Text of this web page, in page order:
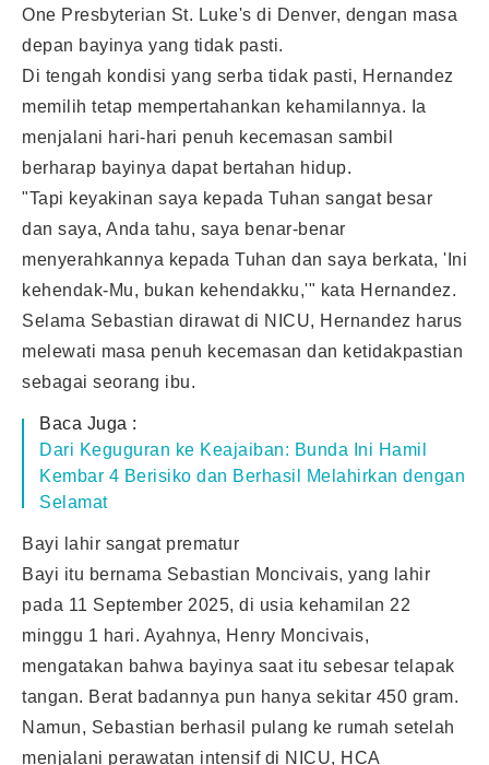
One Presbyterian St. Luke's di Denver, dengan masa
depan bayinya yang tidak pasti.
Di tengah kondisi yang serba tidak pasti, Hernandez
memilih tetap mempertahankan kehamilannya. Ia
menjalani hari-hari penuh kecemasan sambil
berharap bayinya dapat bertahan hidup.
"Tapi keyakinan saya kepada Tuhan sangat besar
dan saya, Anda tahu, saya benar-benar
menyerahkannya kepada Tuhan dan saya berkata, 'Ini
kehendak-Mu, bukan kehendakku,'" kata Hernandez.
Selama Sebastian dirawat di NICU, Hernandez harus
melewati masa penuh kecemasan dan ketidakpastian
sebagai seorang ibu.
Baca Juga :
Dari Keguguran ke Keajaiban: Bunda Ini Hamil
Kembar 4 Berisiko dan Berhasil Melahirkan dengan
Selamat
Bayi lahir sangat prematur
Bayi itu bernama Sebastian Moncivais, yang lahir
pada 11 September 2025, di usia kehamilan 22
minggu 1 hari. Ayahnya, Henry Moncivais,
mengatakan bahwa bayinya saat itu sebesar telapak
tangan. Berat badannya pun hanya sekitar 450 gram.
Namun, Sebastian berhasil pulang ke rumah setelah
menjalani perawatan intensif di NICU, HCA